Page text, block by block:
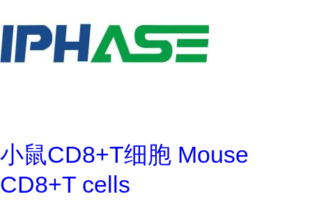
小鼠CD8+T细胞 Mouse
CD8+T cells